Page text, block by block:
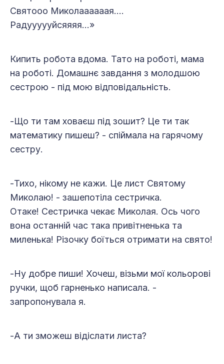
Святооо Миколаааааая….
Радуууууйсяяяя…»
Кипить робота вдома. Тато на роботі, мама
на роботі. Домашнє завдання з молодшою
сестрою - під мою відповідальність.
-Що ти там ховаєш під зошит? Це ти так
математику пишеш? - спіймала на гарячому
сестру.
-Тихо, нікому не кажи. Це лист Святому
Миколаю! - зашепотіла сестричка.
Отаке! Сестричка чекає Миколая. Ось чого
вона останній час така привітненька та
миленька! Різочку боїться отримати на свято!
-Ну добре пиши! Хочеш, візьми мої кольорові
ручки, щоб гарненько написала. -
запропонувала я.
-А ти зможеш відіслати листа?